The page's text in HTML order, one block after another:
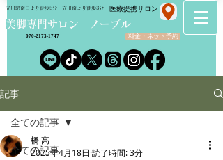
​美脚専門サロン ノーブル
立川駅南口より徒歩5分・立川南より徒歩3分
料金・ネット予約
070-2173-1747
​医療提携サロン
記事
全ての記事
全ての記事
橋 高
2025年4月18日 読了時間: 3分